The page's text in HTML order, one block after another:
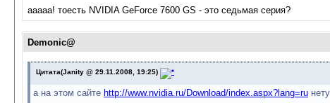
ааааа! тоесть NVIDIA GeForce 7600 GS - это седьмая серия?
Demonic@
Цитата(Janity @ 29.11.2008, 19:25)
а на этом сайте http://www.nvidia.ru/Download/index.aspx?lang=ru